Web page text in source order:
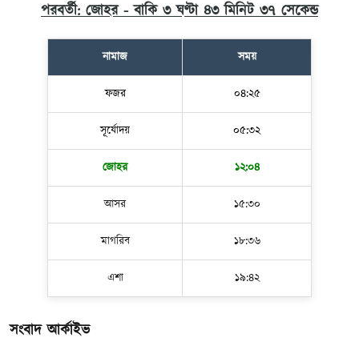
পরবর্তী: জোহর - বাকি ৩ ঘণ্টা ৪৩ মিনিট ৩৬ সেকেন্ড
নামাজ সময়
ফজর ০৪:২৫
সূর্যোদয় ০৫:৩২
জোহর ১২:০৪
আসর ১৫:৩০
মাগরিব ১৮:৩৬
এশা ১৯:৪২
সংবাদ আর্কাইভ